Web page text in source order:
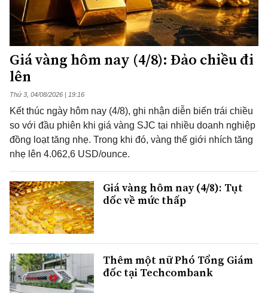
Giá vàng hôm nay (4/8): Đảo chiều đi
lên
Thứ 3, 04/08/2026 | 19:16
Kết thúc ngày hôm nay (4/8), ghi nhận diễn biến trái chiều
so với đầu phiên khi giá vàng SJC tại nhiều doanh nghiệp
đồng loạt tăng nhẹ. Trong khi đó, vàng thế giới nhích tăng
nhẹ lên 4.062,6 USD/ounce.
Giá vàng hôm nay (4/8): Tụt
dốc về mức thấp
Thêm một nữ Phó Tổng Giám
đốc tại Techcombank